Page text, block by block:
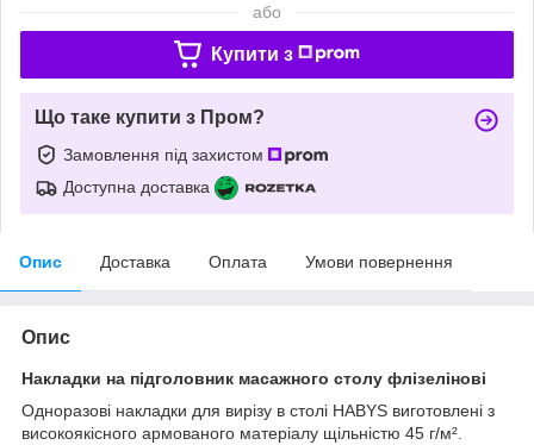
або
Купити з
Що таке купити з Пром?
Замовлення під захистом
Доступна доставка
Опис Доставка Оплата Умови повернення
Опис
Накладки на підголовник масажного столу флізелінові
Одноразові накладки для вирізу в столі HABYS виготовлені з
високоякісного армованого матеріалу щільністю 45 г/м².